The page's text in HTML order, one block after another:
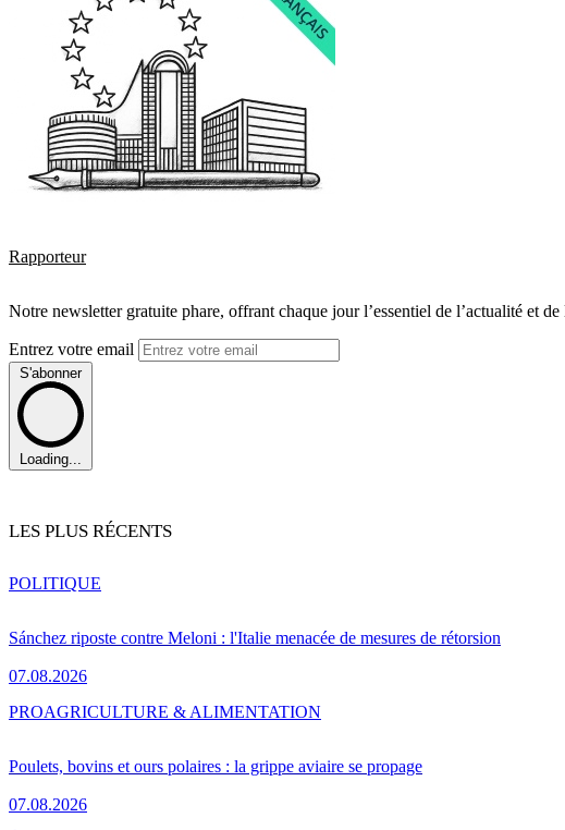
Rapporteur
Notre newsletter gratuite phare, offrant chaque jour l’essentiel de l’actualité et
Entrez votre email
S'abonner
Loading...
LES PLUS RÉCENTS
Sánchez riposte contre Meloni : l'Italie menacée de mesures de rétorsion
07.08.2026
POLITIQUE
Poulets, bovins et ours polaires : la grippe aviaire se propage
07.08.2026
PROAGRICULTURE & ALIMENTATION